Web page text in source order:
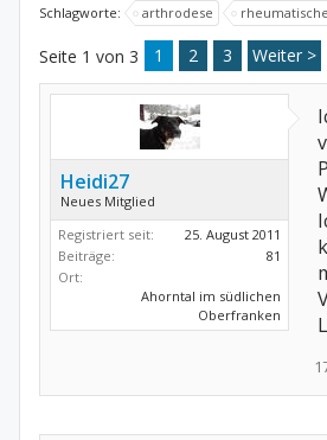
Schlagworte: arthrodese
Seite 1 von 3 1 2 3 Weiter >
Heidi27
Neues Mitglied
Registriert seit:
25. August 2011
Beiträge:
81
Ort:
Ahorntal im südlichen
Oberfranken